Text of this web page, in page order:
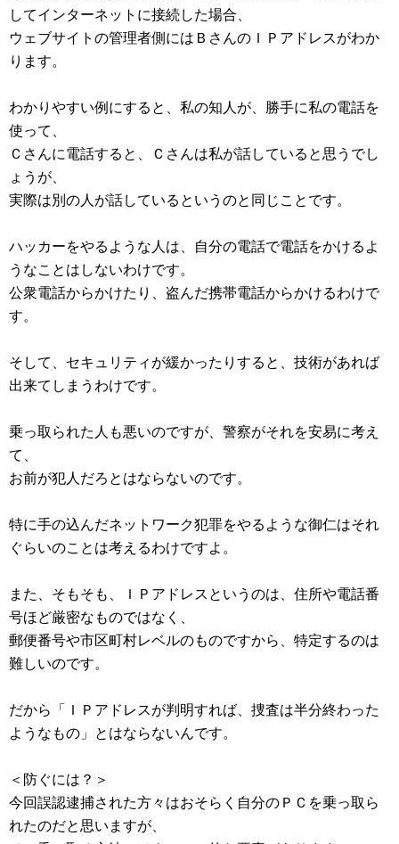
してインターネットに接続した場合、
ウェブサイトの管理者側にはＢさんのＩＰアドレスがわか
ります。
わかりやすい例にすると、私の知人が、勝手に私の電話を
使って、
Ｃさんに電話すると、Ｃさんは私が話していると思うでし
ょうが、
実際は別の人が話しているというのと同じことです。
ハッカーをやるような人は、自分の電話で電話をかけるよ
うなことはしないわけです。
公衆電話からかけたり、盗んだ携帯電話からかけるわけで
す。
そして、セキュリティが緩かったりすると、技術があれば
出来てしまうわけです。
乗っ取られた人も悪いのですが、警察がそれを安易に考え
て、
お前が犯人だろとはならないのです。
特に手の込んだネットワーク犯罪をやるような御仁はそれ
ぐらいのことは考えるわけですよ。
また、そもそも、ＩＰアドレスというのは、住所や電話番
号ほど厳密なものではなく、
郵便番号や市区町村レベルのものですから、特定するのは
難しいのです。
だから「ＩＰアドレスが判明すれば、捜査は半分終わった
ようなもの」とはならないんです。
＜防ぐには？＞
今回誤認逮捕された方々はおそらく自分のＰＣを乗っ取ら
れたのだと思いますが、